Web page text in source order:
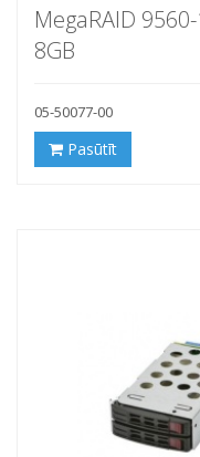
MegaRAID
8GB
05-50077-00
Pasūtīt